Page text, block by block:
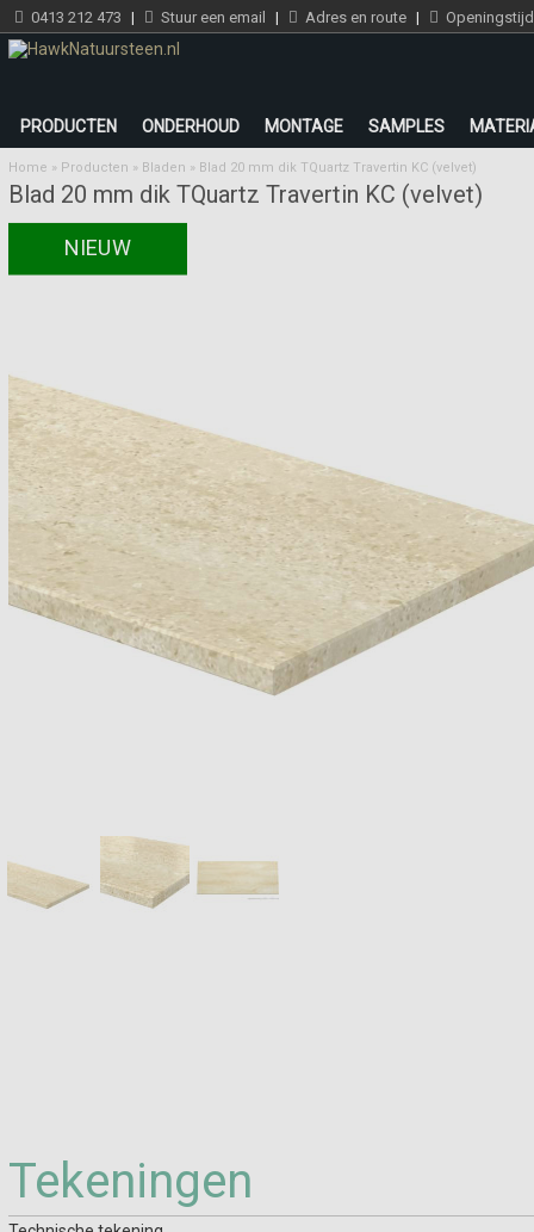
0413 212 473 | Stuur een email | Adres en route |
PRODUCTEN ONDERHOUD MONTAGE SAMPLES
Home » Producten » Bladen » Blad 20 mm dik TQuartz Travertin KC (velvet)
Blad 20 mm dik TQuartz Travertin KC (velvet)
NIEUW
Tekeningen